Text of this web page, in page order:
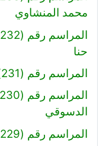
محمد المنشاوي
حنا
المراسم رقم (231) : رضا ذكي محمد
الدسوقي
المراسم رقم (229) : أميرة فكري أحمد